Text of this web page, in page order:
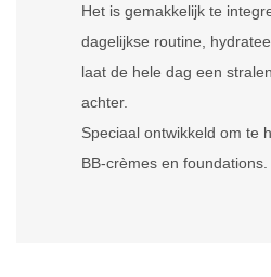
Het is gemakkelijk te
dagelijkse routine,
laat de hele dag een
achter.
Speciaal ontwikkeld om te
BB-crèmes en foundations.